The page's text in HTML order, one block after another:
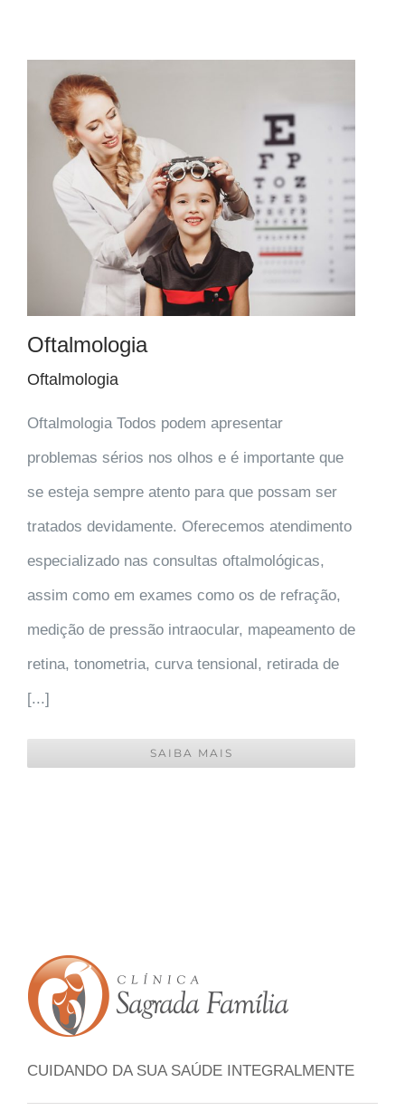
Oftalmologia
Oftalmologia
Oftalmologia Todos podem apresentar
problemas sérios nos olhos e é importante que
se esteja sempre atento para que possam ser
tratados devidamente. Oferecemos atendimento
especializado nas consultas oftalmológicas,
assim como em exames como os de refração,
medição de pressão intraocular, mapeamento de
retina, tonometria, curva tensional, retirada de
[...]
SAIBA MAIS
CUIDANDO DA SUA SAÚDE INTEGRALMENTE